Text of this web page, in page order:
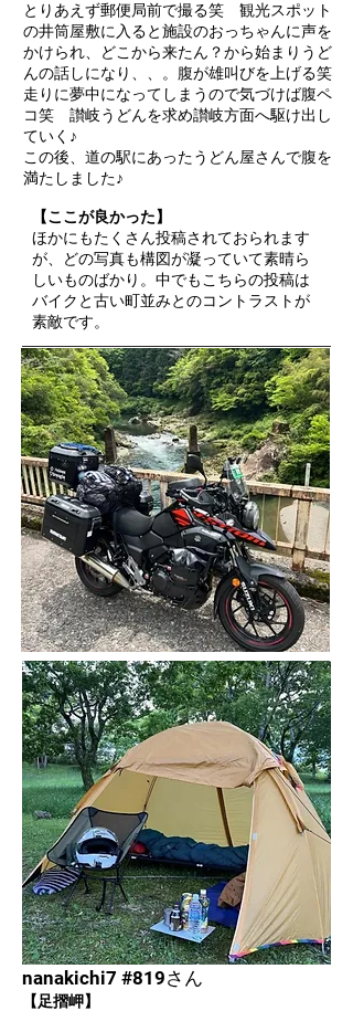
とりあえず郵便局前で撮る笑 観光スポット
の井筒屋敷に入ると施設のおっちゃんに声を
かけられ、どこから来たん？から始まりうど
んの話しになり、、。腹が雄叫びを上げる笑
走りに夢中になってしまうので気づけば腹ペ
コ笑 讃岐うどんを求め讃岐方面へ駆け出し
ていく♪
この後、道の駅にあったうどん屋さんで腹を
満たしました♪
【ここが良かった】
ほかにもたくさん投稿されておられます
が、どの写真も構図が凝っていて素晴ら
しいものばかり。中でもこちらの投稿は
バイクと古い町並みとのコントラストが
素敵です。
nanakichi7 #819さん
【足摺岬】